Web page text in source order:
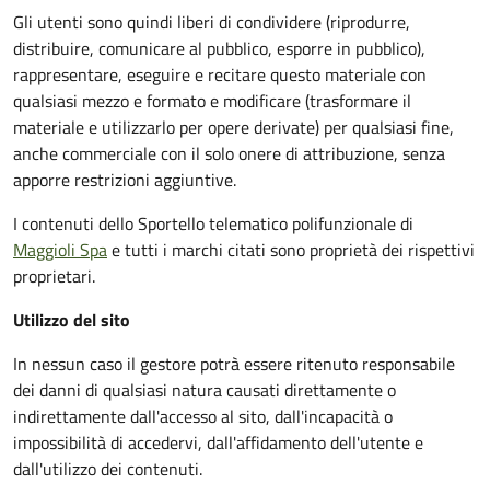
Gli utenti sono quindi liberi di condividere (riprodurre,
distribuire, comunicare al pubblico, esporre in pubblico),
rappresentare, eseguire e recitare questo materiale con
qualsiasi mezzo e formato e modificare (trasformare il
materiale e utilizzarlo per opere derivate) per qualsiasi fine,
anche commerciale con il solo onere di attribuzione, senza
apporre restrizioni aggiuntive.
I contenuti dello Sportello telematico polifunzionaledi
Maggioli Spae tutti i marchi citati sono proprietà dei rispettivi
proprietari.
Utilizzo del sito
In nessun caso il gestore potrà essere ritenuto responsabile
dei danni di qualsiasi natura causati direttamente o
indirettamente dall'accesso al sito, dall'incapacità o
impossibilità di accedervi, dall'affidamento dell'utente e
dall'utilizzo dei contenuti.